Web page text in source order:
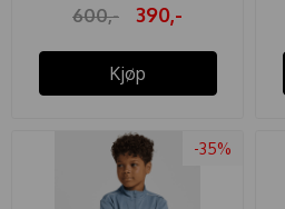
600,- 390,-
Kjøp
-35%